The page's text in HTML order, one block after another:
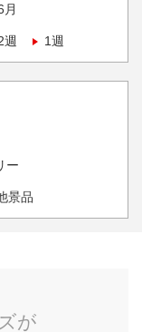
月
週 1週
ー
景品